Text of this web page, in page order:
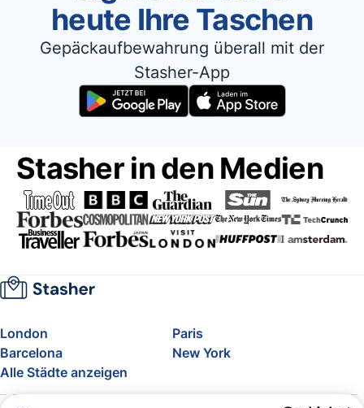
heute Ihre Taschen
Gepäckaufbewahrung überall mit der
Stasher-App
Stasher in den Medien
London
Paris
Barcelona
New York
Alle Städte anzeigen